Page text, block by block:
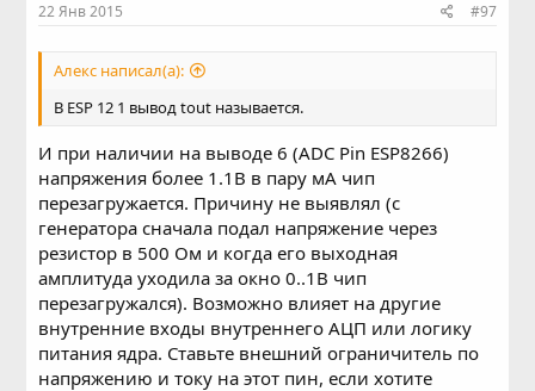
22 Янв 2015 #97
Алекс написал(а):
В ESP 12 1 вывод tout называется.
И при наличии на выводе 6 (ADC Pin ESP8266)
напряжения более 1.1В в пару мА чип
перезагружается. Причину не выявлял (с
генератора сначала подал напряжение через
резистор в 500 Ом и когда его выходная
амплитуда уходила за окно 0..1В чип
перезагружался). Возможно влияет на другие
внутренние входы внутреннего АЦП или логику
питания ядра. Ставьте внешний ограничитель по
напряжению и току на этот пин, если хотите